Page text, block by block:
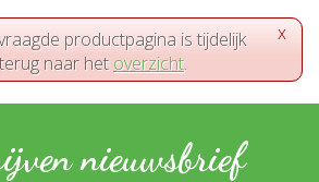
x
productpagina is tijdelijk
naar het overzicht.
nieuwsbrief